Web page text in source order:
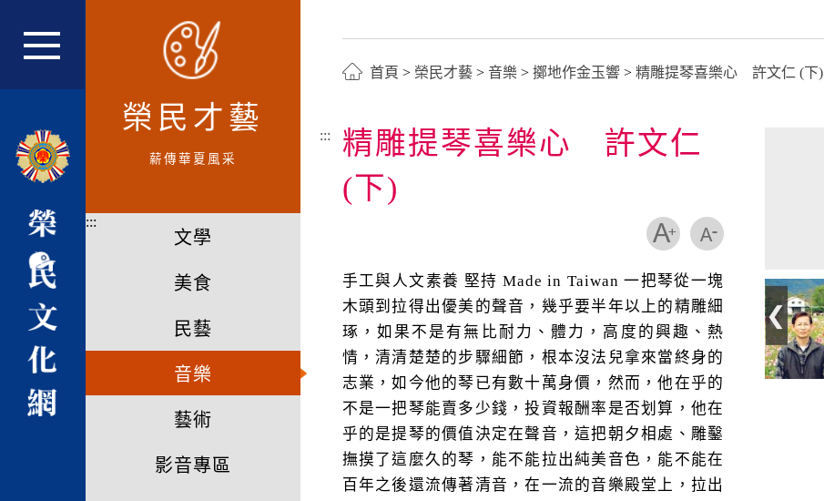
榮民才藝
薪傳華夏風采
:::
文學
美食
民藝
音樂
藝術
影音專區
首頁 > 榮民才藝> 音樂> 擲地作金玉響> 精雕提琴喜樂心 許文仁 (下)
:::
精雕提琴喜樂心 許文仁
(下)
手工與人文素養 堅持 Made in Taiwan 一把琴從一塊
木頭到拉得出優美的聲音，幾乎要半年以上的精雕細
琢，如果不是有無比耐力、體力，高度的興趣、熱
情，清清楚楚的步驟細節，根本沒法兒拿來當終身的
志業，如今他的琴已有數十萬身價，然而，他在乎的
不是一把琴能賣多少錢，投資報酬率是否划算，他在
乎的是提琴的價值決定在聲音，這把朝夕相處、雕鑿
撫摸了這麼久的琴，能不能拉出純美音色，能不能在
百年之後還流傳著清音，在一流的音樂殿堂上，拉出